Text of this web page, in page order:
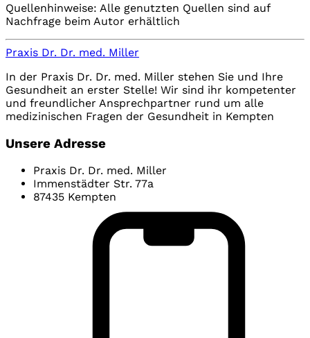
Quellenhinweise: Alle genutzten Quellen sind auf
Nachfrage beim Autor erhältlich
Praxis Dr. Dr. med. Miller
In der Praxis Dr. Dr. med. Miller stehen Sie und Ihre
Gesundheit an erster Stelle! Wir sind ihr kompetenter
und freundlicher Ansprechpartner rund um alle
medizinischen Fragen der Gesundheit in Kempten
Unsere Adresse
Praxis Dr. Dr. med. Miller
Immenstädter Str. 77a
87435 Kempten